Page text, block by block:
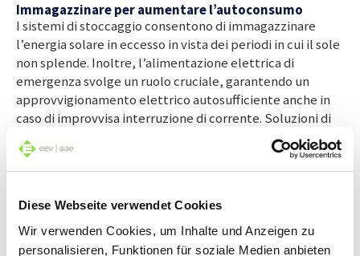
Diese Webseite verwendet Cookies
Wir verwenden Cookies, um Inhalte und Anzeigen zu
personalisieren, Funktionen für soziale Medien anbieten
Immagazzinare per aumentare l’autoconsumo
I sistemi di stoccaggio consentono di immagazzinare
l’energia solare in eccesso in vista dei periodi in cui il sole
non splende. Inoltre, l’alimentazione elettrica di
emergenza svolge un ruolo cruciale, garantendo un
approvvigionamento elettrico autosufficiente anche in
caso di improvvisa interruzione di corrente. Soluzioni di
questo tipo non solo offrono sicurezza, ma aumentano
anche notevolmente l’autoconsumo: a seconda della
situazione, il livello di autoconsumo può essere
dell’energia solare in eccesso, le economie domestiche
minimizzano la loro dipendenza dalla rete elettrica e nel
contempo aumentano la propria efficienza energetica. La